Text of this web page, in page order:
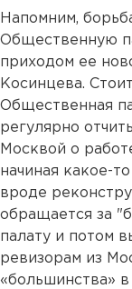
Напомним,
Общественную
приходом ее
Косинцева.
Общественная
регулярно
Москвой о
начиная какое-
вроде
обращается за
палату и потом
ревизорам из
«большинства»